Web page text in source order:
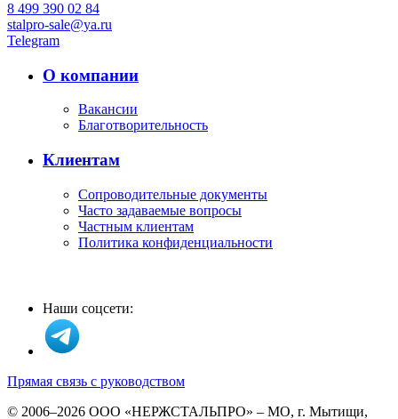
8 499 390 02 84
stalpro-sale@ya.ru
Telegram
О компании
Вакансии
Благотворительность
Клиентам
Сопроводительные документы
Часто задаваемые вопросы
Частным клиентам
Политика конфиденциальности
Наши соцсети:
Прямая связь с руководством
© 2006–2026 ООО «НЕРЖСТАЛЬПРО» – МО, г. Мытищи,